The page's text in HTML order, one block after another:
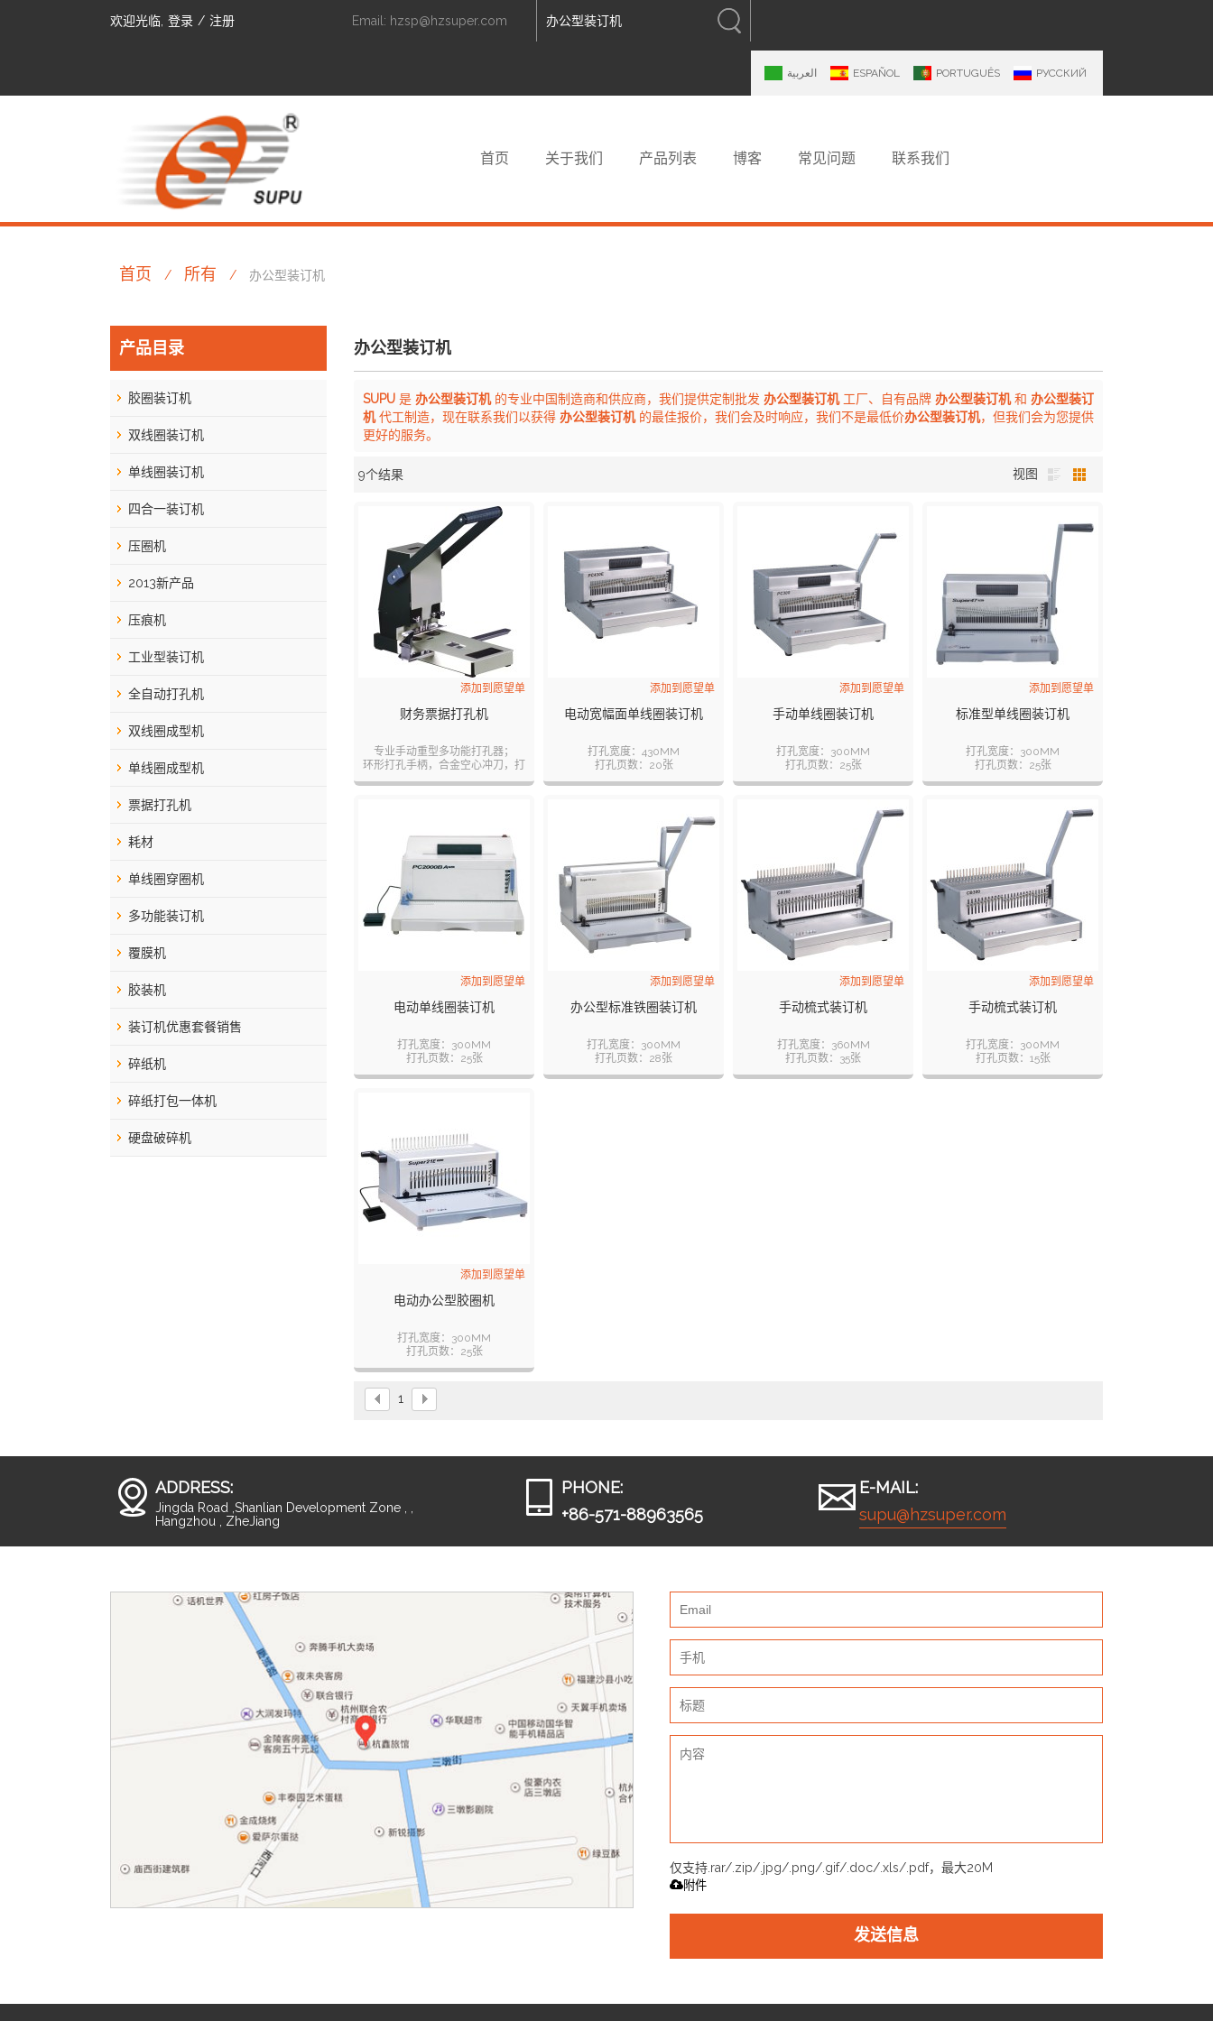
欢迎光临, 登录 / 注册 Email: hzsp@hzsuper.com 中文
العربية ESPAÑOL PORTUGUÊS РУССКИЙ
首页 关于我们 产品列表 博客 常见问题 联系我们
首页 / 所有 / 办公型装订机
产品目录
胶圈装订机
双线圈装订机
单线圈装订机
四合一装订机
压圈机
2013新产品
压痕机
工业型装订机
全自动打孔机
双线圈成型机
单线圈成型机
票据打孔机
耗材
单线圈穿圈机
多功能装订机
覆膜机
胶装机
装订机优惠套餐销售
碎纸机
碎纸打包一体机
硬盘破碎机
办公型装订机
SUPU 是 办公型装订机的专业中国制造商和供应商，我们提供定制批发 办公型装订机工厂、自有品牌 办公型装订机和 办公型装订
机代工制造，现在联系我们以获得 办公型装订机的最佳报价，我们会及时响应，我们不是最低价办公型装订机，但我们会为您提供
更好的服务。
9个结果 视图
橱窗
添加到愿望单
财务票据打孔机
专业手动重型多功能打孔器；
环形打孔手柄，合金空心冲刀，打
孔省力；
添加到愿望单
电动宽幅面单线圈装订机
打孔宽度：430MM
打孔页数：20张
孔距：6.287MM
添加到愿望单
手动单线圈装订机
打孔宽度：300MM
打孔页数：25张
孔距：6.287MM
添加到愿望单
标准型单线圈装订机
打孔宽度：300MM
打孔页数：25张
孔距：6.287MM
添加到愿望单
电动单线圈装订机
打孔宽度：300MM
打孔页数：25张
孔距：6.35MM
添加到愿望单
办公型标准铁圈装订机
打孔宽度：300MM
打孔页数：28张
孔距：12.7MM
添加到愿望单
手动梳式装订机
打孔宽度：360MM
打孔页数：35张
孔距：14.25MM
添加到愿望单
手动梳式装订机
打孔宽度：300MM
打孔页数：15张
孔距：14.25MM
添加到愿望单
电动办公型胶圈机
打孔宽度：300MM
打孔页数：25张
孔距：14.25MM
装订页数：500张
1
ADDRESS:
Jingda Road ,Shanlian Development Zone , ,
Hangzhou , ZheJiang
PHONE:
+86-571-88963565
E-MAIL:
supu@hzsuper.com
仅支持.rar/.zip/.jpg/.png/.gif/.doc/.xls/.pdf，最大20M
附件
发送信息